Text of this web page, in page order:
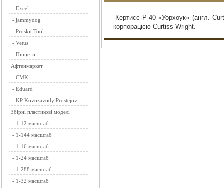
- Excel
- jammydog
- Proskit Tool
- Vetus
- Пінцети
Афтенмаркет
- CMK
- Eduard
- KP Kovozavody Prostejov
Збірні пластикові моделі
- 1-12 масштаб
- 1-144 масштаб
- 1-16 масштаб
- 1-24 масштаб
- 1-288 масштаб
- 1-32 масштаб
Кертисс P-40 «Уорхоук» (англ.
корпорацією Curtiss-Wright.